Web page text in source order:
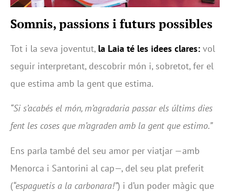
Somnis, passions i futurs possibles
Tot i la seva joventut, la Laia té les idees clares: vol
seguir interpretant, descobrir món i, sobretot, fer el
que estima amb la gent que estima.
“Si s’acabés el món, m’agradaria passar els últims dies
fent les coses que m’agraden amb la gent que estimo.”
Ens parla també del seu amor per viatjar —amb
Menorca i Santorini al cap—, del seu plat preferit
(“espaguetis a la carbonara!”) i d’un poder màgic que